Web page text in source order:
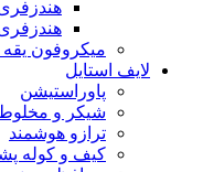
میکروفون یقه
لایف استایل
پاوراستیشن
شیکر و
ترازو هوشمند
کیف و کوله